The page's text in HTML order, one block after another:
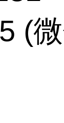
(